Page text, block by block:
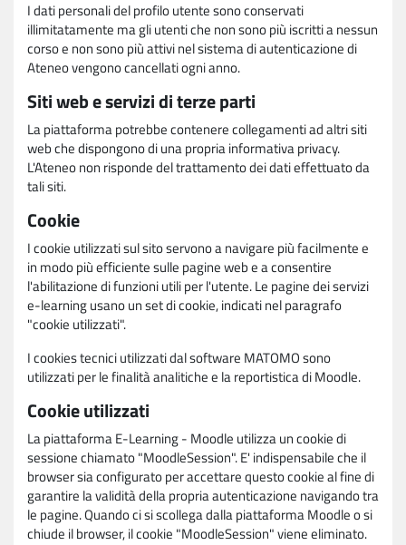
I dati personali del profilo utente sono conservati
illimitatamente ma gli utenti che non sono più iscritti a nessun
corso e non sono più attivi nel sistema di autenticazione di
Ateneo vengono cancellati ogni anno.
Siti web e servizi di terze parti
La piattaforma potrebbe contenere collegamenti ad altri siti
web che dispongono di una propria informativa privacy.
L'Ateneo non risponde del trattamento dei dati effettuato da
tali siti.
Cookie
I cookie utilizzati sul sito servono a navigare più facilmente e
in modo più efficiente sulle pagine web e a consentire
l'abilitazione di funzioni utili per l'utente. Le pagine dei servizi
e-learning usano un set di cookie, indicati nel paragrafo
"cookie utilizzati".
I cookies tecnici utilizzati dal software MATOMO sono
utilizzati per le finalità analitiche e la reportistica di Moodle.
Cookie utilizzati
La piattaforma E-Learning - Moodle utilizza un cookie di
sessione chiamato "MoodleSession". E' indispensabile che il
browser sia configurato per accettare questo cookie al fine di
garantire la validità della propria autenticazione navigando tra
le pagine. Quando ci si scollega dalla piattaforma Moodle o si
chiude il browser, il cookie "MoodleSession" viene eliminato.